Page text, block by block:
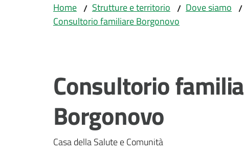
Home / Strutture e territorio / Dove siamo /
Consultorio familiare Borgonovo
Consultorio
Borgonovo
Casa della Salute e Comunità